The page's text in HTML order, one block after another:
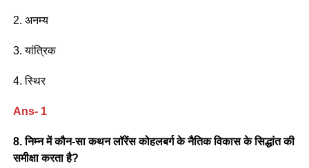
2. अनम्य
3. यांत्रिक
4. स्थिर
Ans- 1
8. निम्न में कौन-सा कथन लॉरेंस कोहलबर्ग के नैतिक विकास के सिद्धांत की
समीक्षा करता है?